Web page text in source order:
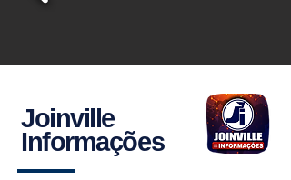
Joinville
Informações